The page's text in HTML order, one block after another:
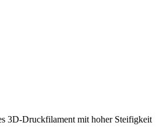
3D-Druckfilament mit hoher Steifigkeit